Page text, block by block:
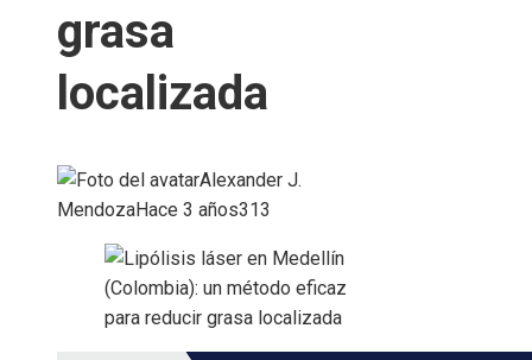
grasa
localizada
Alexander J.
MendozaHace 3 años313